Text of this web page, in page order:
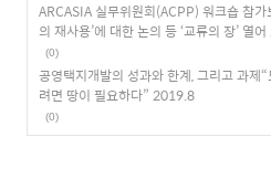
ARCASIA 실무위원회(ACPP) 워크숍 참가
의 재사용’에 대한 논의 등 ‘교류의 장’ 열
(0)
공영택지개발의 성과와 한계, 그리고 과제
려면 땅이 필요하다” 2019.8
(0)